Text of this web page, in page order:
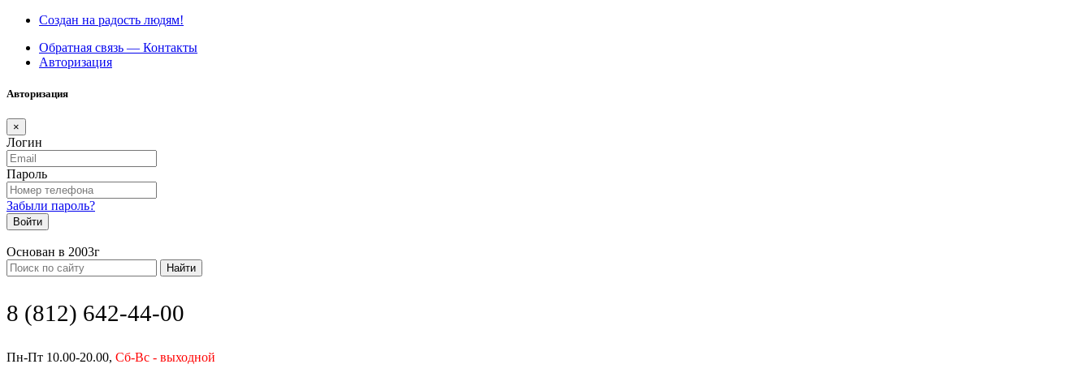
Создан на радость людям!
Обратная связь — Контакты
Авторизация
Авторизация
×
Логин
Пароль
Забыли пароль?
Войти
Основан в 2003г
Найти
8 (812) 642-44-00
Пн-Пт 10.00-20.00, Сб-Вс - выходной